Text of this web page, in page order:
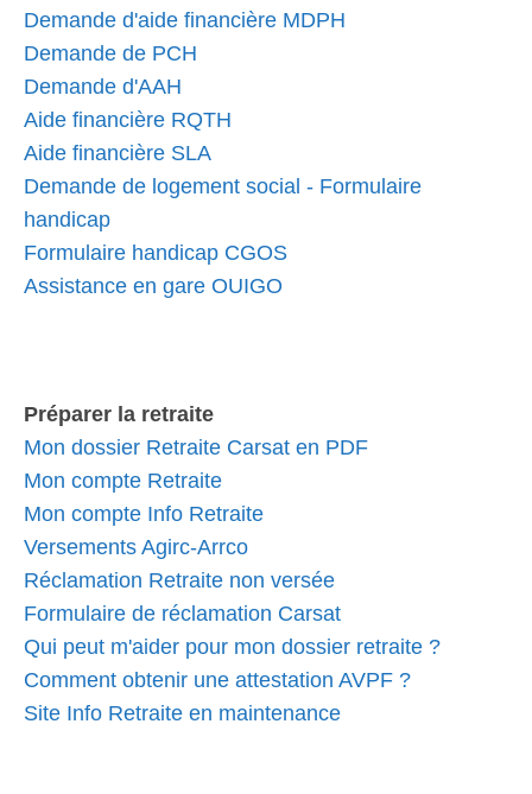
Demande d'aide financière MDPH
Demande de PCH
Demande d'AAH
Aide financière RQTH
Aide financière SLA
Demande de logement social - Formulaire
handicap
Formulaire handicap CGOS
Assistance en gare OUIGO
Préparer la retraite
Mon dossier Retraite Carsat en PDF
Mon compte Retraite
Mon compte Info Retraite
Versements Agirc-Arrco
Réclamation Retraite non versée
Formulaire de réclamation Carsat
Qui peut m'aider pour mon dossier retraite ?
Comment obtenir une attestation AVPF ?
Site Info Retraite en maintenance